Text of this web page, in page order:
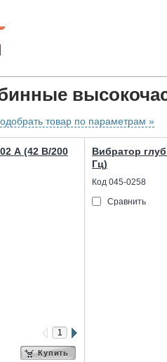
товар по параметрам »
А (42 В/200
Купить
Вибратор
Гц)
Код 045-0258
Сравнить